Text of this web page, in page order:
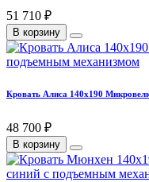
51 710 ₽
В корзину
Кровать Алиса 140х190
48 700 ₽
В корзину